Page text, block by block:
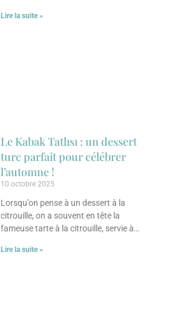
Lire la suite »
Le Kabak Tatlısı : un dessert
turc parfait pour célébrer
l’automne !
10 octobre 2025
Lorsqu’on pense à un dessert à la
citrouille, on a souvent en tête la
fameuse tarte à la citrouille, servie à
Lire la suite »